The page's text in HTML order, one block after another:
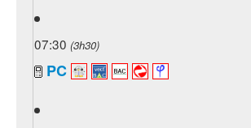
07:30 (3h30)
PC